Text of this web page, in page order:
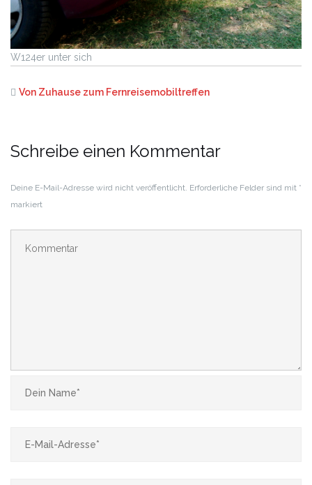
W124er unter sich
Von Zuhause zum Fernreisemobiltreffen
Schreibe einen Kommentar
Deine E-Mail-Adresse wird nicht veröffentlicht. Erforderliche Felder sind mit *
markiert